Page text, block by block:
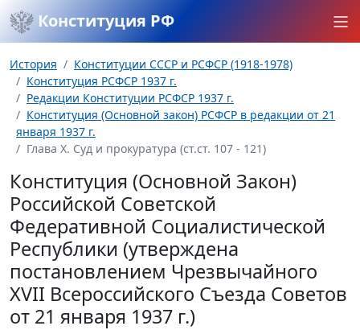
Конституция РФ
История
Конституции СССР и РСФСР (1918-1978)
Конституция РСФСР 1937 г.
Редакции Конституции РСФСР 1937 г.
Конституция (Основной закон) РСФСР в редакции от 21
января 1937 г.
Глава Х. Суд и прокуратура (ст.ст. 107 - 121)
Конституция (Основной Закон)
Российской Советской
Федеративной Социалистической
Республики (утверждена
постановлением Чрезвычайного
XVII Всероссийского Съезда Советов
от 21 января 1937 г.)